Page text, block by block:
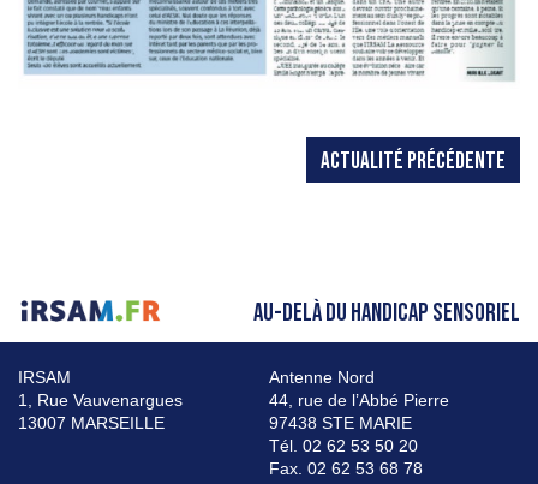
ACTUALITÉ PRÉCÉDENTE
AU-DELÀ DU HANDICAP SENSORIEL
IRSAM
1, Rue Vauvenargues
13007 MARSEILLE
Antenne Nord
44, rue de l’Abbé Pierre
97438 STE MARIE
Tél. 02 62 53 50 20
Fax. 02 62 53 68 78